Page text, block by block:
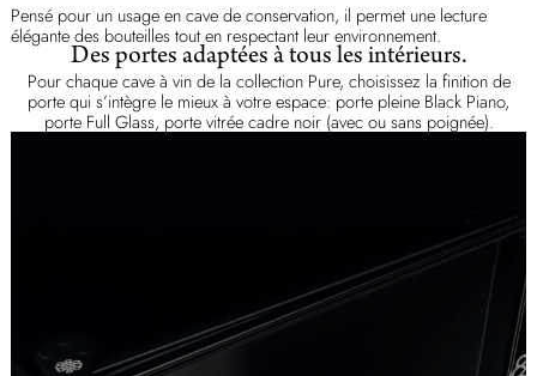
Pensé pour un usage en cave de conservation, il permet une lecture
élégante des bouteilles tout en respectant leur environnement.
Des portes adaptées à tous les intérieurs.
Pour chaque cave à vin de la collection Pure, choisissez la finition de
porte qui s’intègre le mieux à votre espace: porte pleine Black Piano,
porte Full Glass, porte vitrée cadre noir (avec ou sans poignée).